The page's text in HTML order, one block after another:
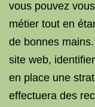
vous pouvez
métier tout en
de bonnes
site web,
en place une
effectuera des